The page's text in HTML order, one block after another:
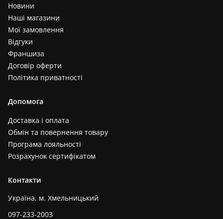
Новини
Наші магазини
Мої замовлення
Відгуки
Франшиза
Договір оферти
Політика приватності
Допомога
Доставка і оплата
Обмін та повернення товару
Програма лояльності
Розрахунок сертифікатом
Контакти
Україна, м. Хмельницький
097-233-2003